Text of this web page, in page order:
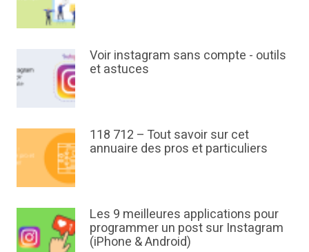
Voir instagram sans compte - outils
et astuces
118 712 – Tout savoir sur cet
annuaire des pros et particuliers
Les 9 meilleures applications pour
programmer un post sur Instagram
(iPhone & Android)